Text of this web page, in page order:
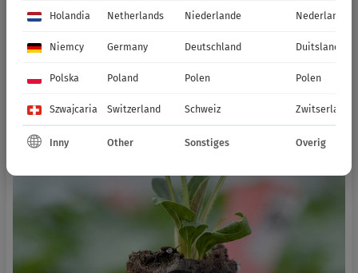
Holandia Netherlands Niederlande Nederland
Niemcy Germany Deutschland Duitsland
Polska Poland Polen Polen
Szwajcaria Switzerland Schweiz Zwitserland
Inny Other Sonstiges Overig